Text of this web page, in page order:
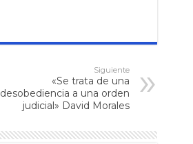
Siguiente
«Se trata de una
desobediencia a una orden
judicial» David Morales